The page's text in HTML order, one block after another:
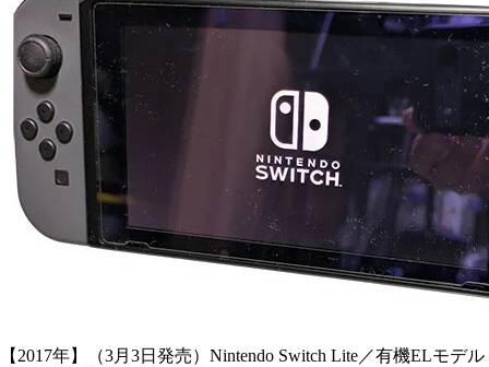
【2017年】（3月3日発売）Nintendo Switch Lite／有機ELモデル